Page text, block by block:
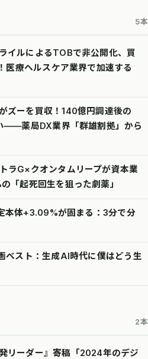
5本
イルによるTOBで非公開化、買
医療ヘルスケア業界で加速する
ズーを買収！140億円調達後の
——薬局DX業界「群雄割拠」から
ラG×クオンタムリープが資本業
起死回生を狙った劇薬」
本体+3.09%が固まる：3分で分
ベスト：生成AI時代に僕はどう生
2本
リーダー』寄稿「2024年のデジ